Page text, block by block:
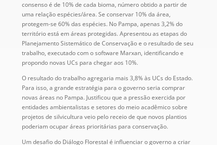
consenso é de 10% de cada bioma, número obtido a partir de
uma relação espécies/área. Se conservar 10% da área,
protegem-se 60% das espécies. No Pampa, apenas 3,2% do
território está em áreas protegidas. Apresentou as etapas do
Planejamento Sistemático de Conservação e o resultado de seu
trabalho, executado com o software Marxan, identificando e
propondo novas UCs para chegar aos 10%.
O resultado do trabalho agregaria mais 3,8% às UCs do Estado.
Para isso, a grande estratégia para o governo seria comprar
novas áreas no Pampa. Justificou que a pressão exercida por
entidades ambientalistas e setores do meio acadêmico sobre
projetos de silvicultura veio pelo receio de que novos plantios
poderiam ocupar áreas prioritárias para conservação.
Um desafio do Diálogo Florestal é influenciar o governo a criar